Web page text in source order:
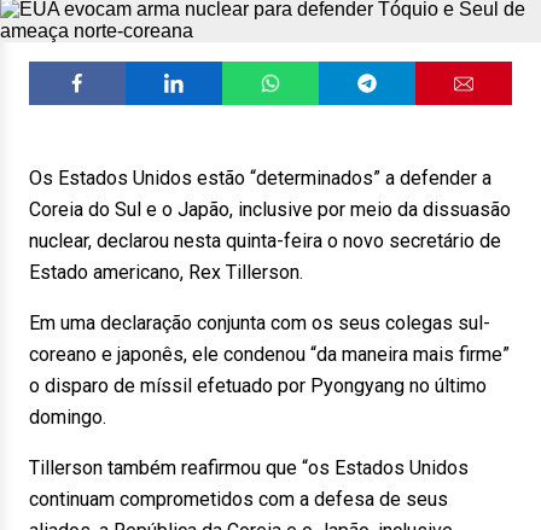
Os Estados Unidos estão “determinados” a defender a
Coreia do Sul e o Japão, inclusive por meio da dissuasão
nuclear, declarou nesta quinta-feira o novo secretário de
Estado americano, Rex Tillerson.
Em uma declaração conjunta com os seus colegas sul-
coreano e japonês, ele condenou “da maneira mais firme”
o disparo de míssil efetuado por Pyongyang no último
domingo.
Tillerson também reafirmou que “os Estados Unidos
continuam comprometidos com a defesa de seus